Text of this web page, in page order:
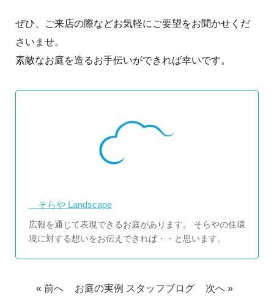
ぜひ、ご来店の際などお気軽にご要望をお聞かせくだ
さいませ。
素敵なお庭を造るお手伝いができれば幸いです。
そらや Landscape
広報を通じて表現できるお庭があります。 そらやの住環
境に対する想いをお伝えできれば・・と思います。
« 前へ お庭の実例 スタッフブログ 次へ »